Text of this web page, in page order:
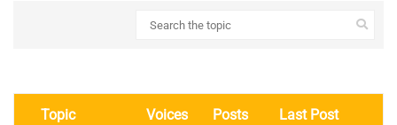
Topic Voices Posts Last Post